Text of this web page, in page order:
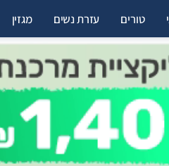
טורים עזרת נשים מגזין